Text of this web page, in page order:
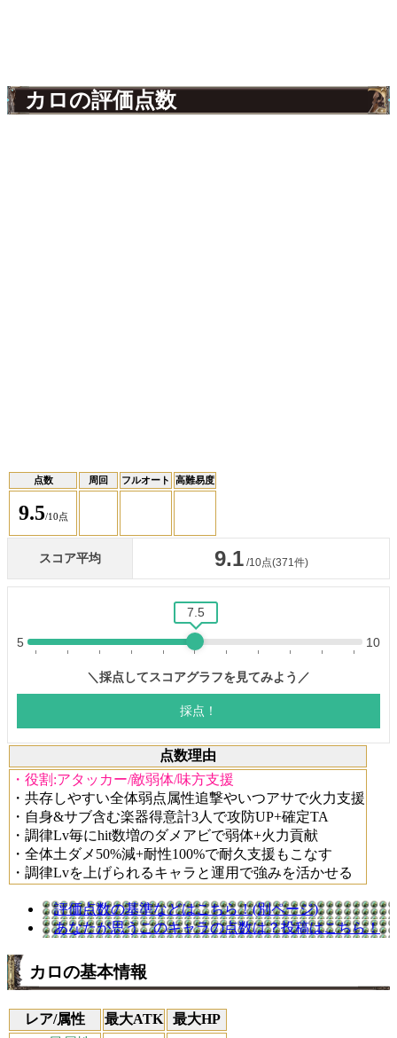
カロの評価点数
点数 周回 フルオート 高難易度
9.5/10点
点数理由
・役割:アタッカー/敵弱体/味方支援
・共存しやすい全体弱点属性追撃やいつアサで火力支援
・自身&サブ含む楽器得意計3人で攻防UP+確定TA
・調律Lv毎にhit数増のダメアビで弱体+火力貢献
・全体土ダメ50%減+耐性100%で耐久支援もこなす
・調律Lvを上げられるキャラと運用で強みを活かせる
評価点数の基準などはこちら！(別ページ)
あなたが思うこのキャラの点数は？投稿はこちら！
カロの基本情報
レア/属性 最大ATK
最大HP